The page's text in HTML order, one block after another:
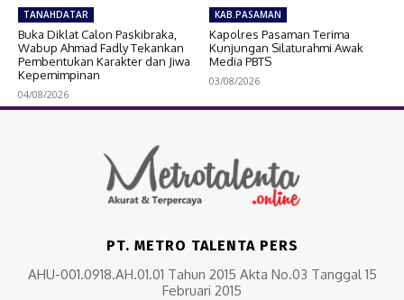
TANAHDATAR
Buka Diklat Calon Paskibraka,
Wabup Ahmad Fadly Tekankan
Pembentukan Karakter dan Jiwa
Kepemimpinan
04/08/2026
KAB.PASAMAN
Kapolres Pasaman Terima
Kunjungan Silaturahmi Awak
Media PBTS
03/08/2026
PT. METRO TALENTA PERS
AHU-001.0918.AH.01.01 Tahun 2015 Akta No.03 Tanggal 15
Februari 2015